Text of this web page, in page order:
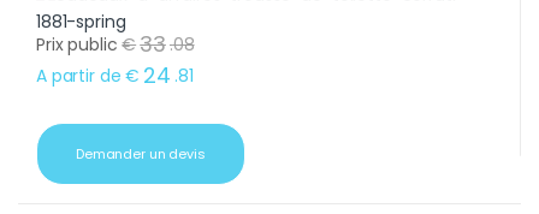
Prix public €33.08
A partir de € 24 .81
Demander un devis